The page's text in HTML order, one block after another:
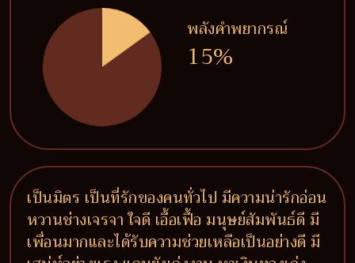
พลังคำพยากรณ์
15%
เป็นมิตร เป็นที่รักของคนทั่วไป มีความน่ารักอ่อน
หวานช่างเจรจา ใจดี เอื้อเฟื้อ มนุษย์สัมพันธ์ดี มี
เพื่อนมากและได้รับความช่วยเหลือเป็นอย่างดี มี